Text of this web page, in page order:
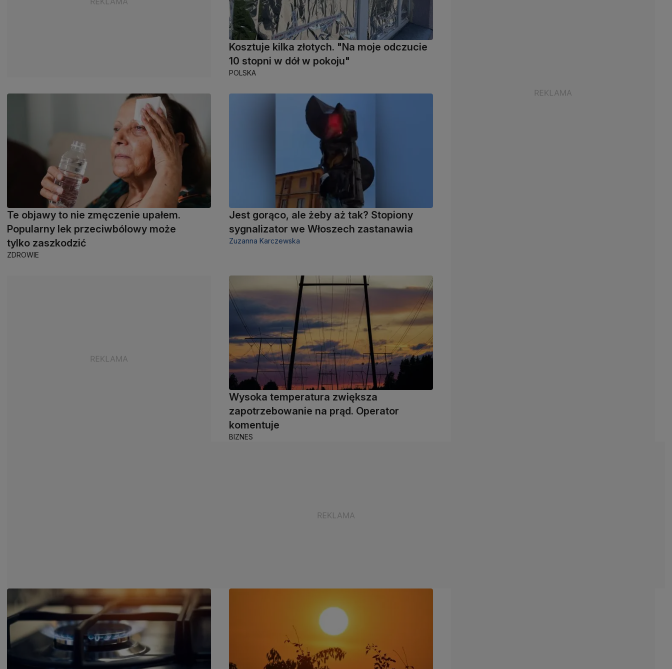
Kosztuje kilka złotych. "Na moje odczucie
10 stopni w dół w pokoju"
POLSKA
Te objawy to nie zmęczenie upałem.
Popularny lek przeciwbólowy może
tylko zaszkodzić
ZDROWIE
Jest gorąco, ale żeby aż tak? Stopiony
sygnalizator we Włoszech zastanawia
Zuzanna Karczewska
Wysoka temperatura zwiększa
zapotrzebowanie na prąd. Operator
komentuje
BIZNES